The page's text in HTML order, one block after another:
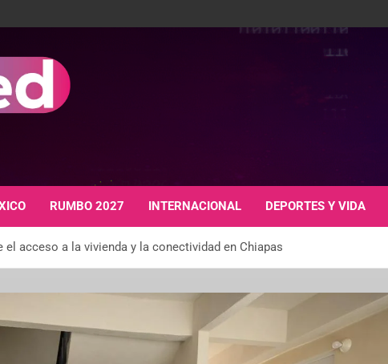
RUMBO 2027 INTERNACIONAL DEPORTES Y VIDA
el acceso a la vivienda y la conectividad en Chiapas